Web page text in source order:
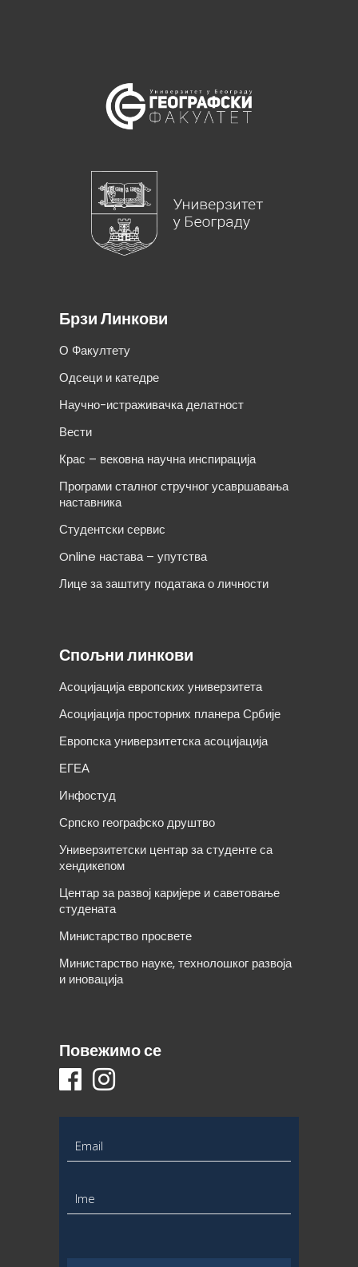
Брзи Линкови
О Факултету
Одсеци и катедре
Научно-истраживачка делатност
Вести
Крас – вековна научна инспирација
Програми сталног стручног усавршавања
наставника
Студентски сервис
Online настава – упутства
Лице за заштиту података о личности
Спољни линкови
Асоцијација европских универзитета
Асоцијација просторних планера Србије
Европска универзитетска асоцијација
ЕГЕА
Инфостуд
Српско географско друштво
Универзитетски центар за студенте са
хендикепом
Центар за развој каријере и саветовање
студената
Министарство просвете
Министарство науке, технолошког развоја
и иновација
Повежимо се